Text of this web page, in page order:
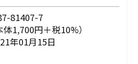
81407-7
1,700円＋税10%）
年01月15日